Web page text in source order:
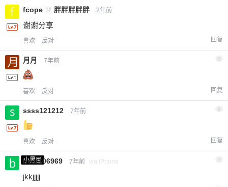
fcope @ 胖胖胖胖胖 2年前
谢谢分享
喜欢 反对 回复
月月 7年前 5
喜欢 反对 回复
ssss121212 7年前 6
喜欢 反对 回复
小黑屋
bear106969 7年前 via iPhone 7
jkkjjjjj